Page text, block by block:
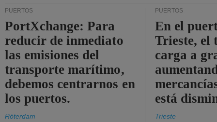
PUERTOS
PortXchange: Para
reducir de inmediato
las emisiones del
transporte marítimo,
debemos centrarnos en
los puertos.
Róterdam
PUERTOS
En el
Trieste, el
carga a
está
Trieste